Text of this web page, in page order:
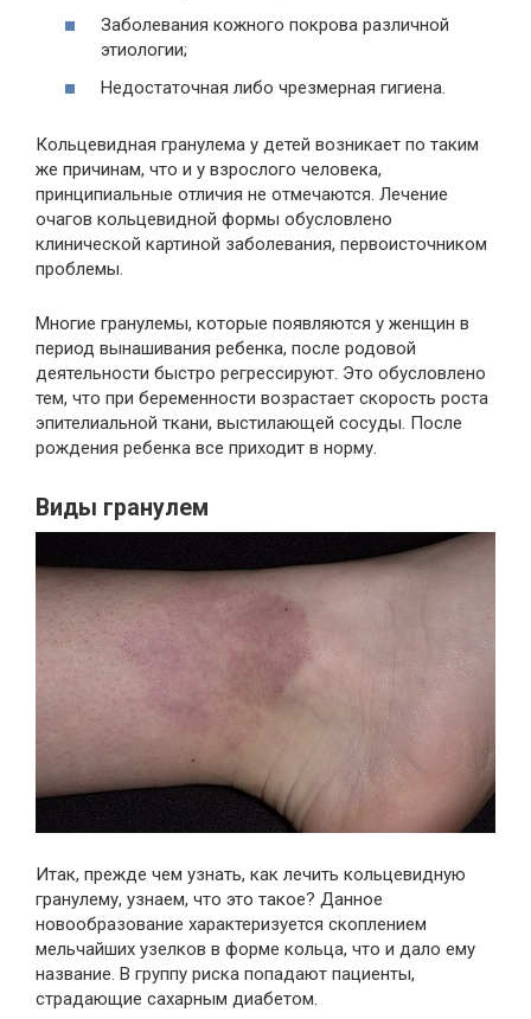
Заболевания кожного покрова различной
этиологии;
Недостаточная либо чрезмерная гигиена.
Кольцевидная гранулема у детей возникает по таким
же причинам, что и у взрослого человека,
принципиальные отличия не отмечаются. Лечение
очагов кольцевидной формы обусловлено
клинической картиной заболевания, первоисточником
проблемы.
Многие гранулемы, которые появляются у женщин в
период вынашивания ребенка, после родовой
деятельности быстро регрессируют. Это обусловлено
тем, что при беременности возрастает скорость роста
эпителиальной ткани, выстилающей сосуды. После
рождения ребенка все приходит в норму.
Виды гранулем
Итак, прежде чем узнать, как лечить кольцевидную
гранулему, узнаем, что это такое? Данное
новообразование характеризуется скоплением
мельчайших узелков в форме кольца, что и дало ему
название. В группу риска попадают пациенты,
страдающие сахарным диабетом.